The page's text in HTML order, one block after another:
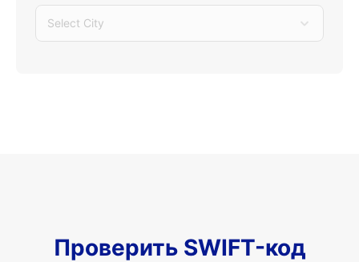
Select City
Проверить SWIFT-код